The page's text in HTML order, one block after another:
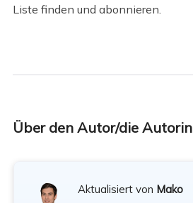
Liste finden und abonnieren.
Über den Autor/die Autorin
Aktualisiert von Mako